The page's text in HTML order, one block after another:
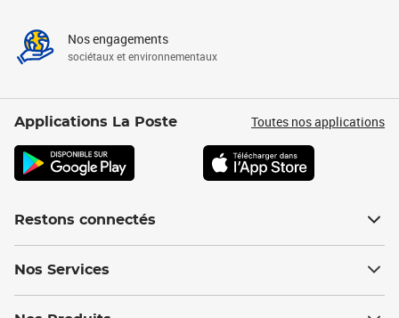
Nos engagements
sociétaux et environnementaux
Applications La Poste Toutes nos applications
Restons connectés
Nos Services